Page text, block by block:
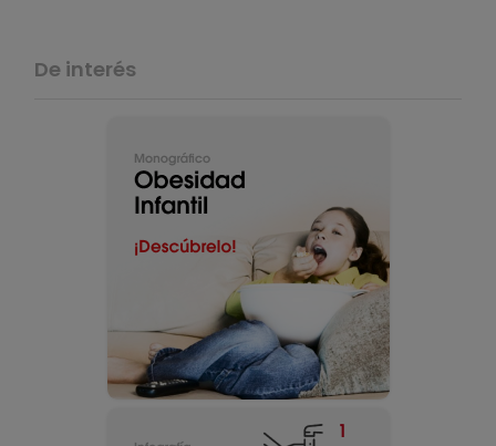
De interés